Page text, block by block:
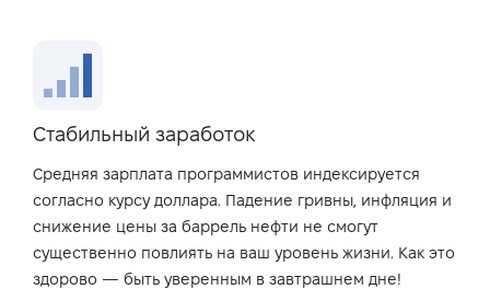
Стабильный заработок
Средняя зарплата программистов индексируется
согласно курсу доллара. Падение гривны, инфляция и
снижение цены за баррель нефти не смогут
существенно повлиять на ваш уровень жизни. Как это
здорово — быть уверенным в завтрашнем дне!